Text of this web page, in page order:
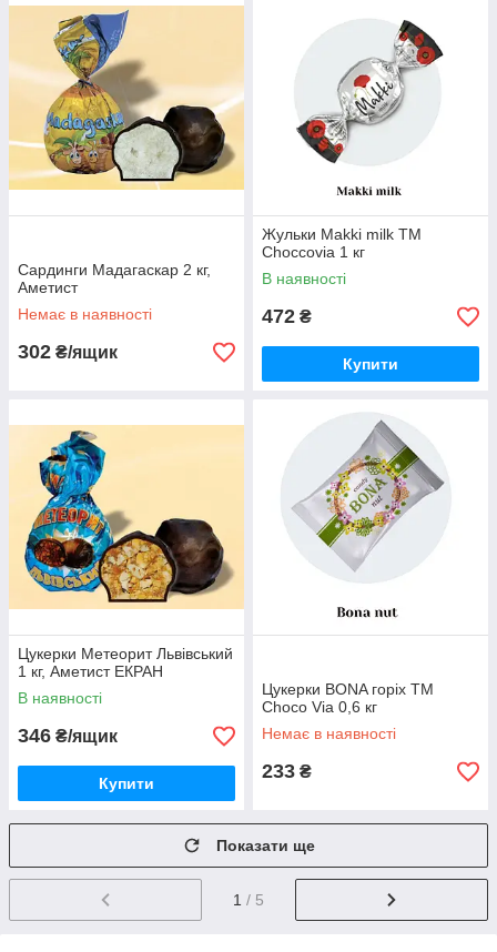
Сардинги Мадагаскар 2 кг,
Аметист
Немає в наявності
302 ₴/ящик
Жульки Makki milk ТМ
Choccovia 1 кг
В наявності
472 ₴
Купити
Цукерки Метеорит Львівський
1 кг, Аметист ЕКРАН
В наявності
346 ₴/ящик
Купити
Цукерки BONA горіх ТМ
Choco Via 0,6 кг
Немає в наявності
233 ₴
Показати ще
1 / 5